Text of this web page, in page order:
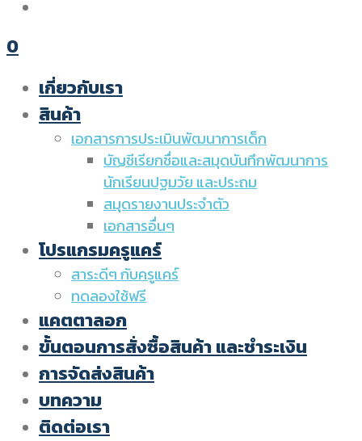
0
เกี่ยวกับเรา
สินค้า
เอกสารการประเมินพัฒนาการเด็ก
บัญชีเรียกชื่อและสมุดบันทึกพัฒนาการ
นักเรียนปฐมวัย และประถม
สมุดรายงานประจำตัว
เอกสารอื่นๆ
โปรแกรมครูแคร์
สาระดีๆ กับครูแคร์
ทดลองใช้ฟรี
แคตตาลอก
ขั้นตอนการสั่งซื้อสินค้า และชำระเงิน
การจัดส่งสินค้า
บทความ
ติดต่อเรา